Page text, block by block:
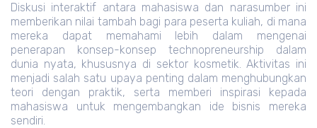
Diskusi interaktif antara mahasiswa dan narasumber ini
memberikan nilai tambah bagi para peserta kuliah, di mana
mereka dapat memahami lebih dalam mengenai
penerapan konsep-konsep technopreneurship dalam
dunia nyata, khususnya di sektor kosmetik. Aktivitas ini
menjadi salah satu upaya penting dalam menghubungkan
teori dengan praktik, serta memberi inspirasi kepada
mahasiswa untuk mengembangkan ide bisnis mereka
sendiri.